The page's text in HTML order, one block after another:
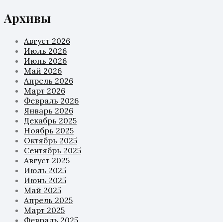
Архивы
Август 2026
Июль 2026
Июнь 2026
Май 2026
Апрель 2026
Март 2026
Февраль 2026
Январь 2026
Декабрь 2025
Ноябрь 2025
Октябрь 2025
Сентябрь 2025
Август 2025
Июль 2025
Июнь 2025
Май 2025
Апрель 2025
Март 2025
Февраль 2025